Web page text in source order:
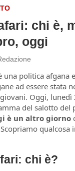
chi è,
oggi
una politica afgana
ad essere stata
Oggi, lunedì
del salotto
è un altro giorno
qualcosa
chi è?